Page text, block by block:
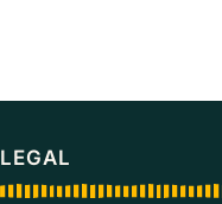
LEGAL